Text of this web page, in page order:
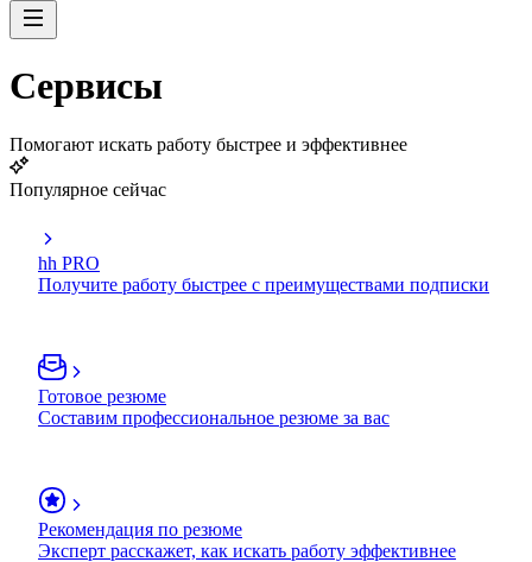
Сервисы
Помогают искать работу быстрее и эффективнее
Популярное сейчас
hh PRO
Получите работу быстрее с преимуществами подписки
Готовое резюме
Составим профессиональное резюме за вас
Рекомендация по резюме
Эксперт расскажет, как искать работу эффективнее